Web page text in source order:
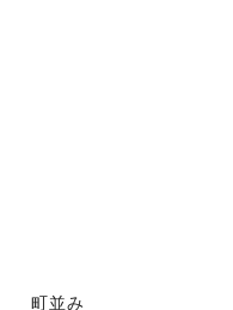
町並み